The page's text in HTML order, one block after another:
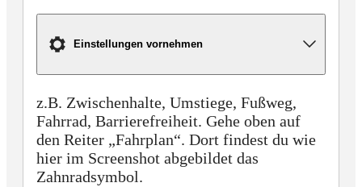
Einstellungen vornehmen
z.B. Zwischenhalte, Umstiege, Fußweg,
Fahrrad, Barrierefreiheit. Gehe oben auf
den Reiter „Fahrplan“. Dort findest du wie
hier im Screenshot abgebildet das
Zahnradsymbol.